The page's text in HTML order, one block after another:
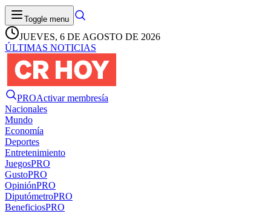
Toggle menu
JUEVES, 6 DE AGOSTO DE 2026
ÚLTIMAS NOTICIAS
PROActivar membresía
Nacionales
Mundo
Economía
Deportes
Entretenimiento
JuegosPRO
GustoPRO
OpiniónPRO
DiputómetroPRO
BeneficiosPRO